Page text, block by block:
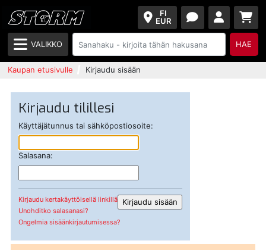
FI
EUR
VALIKKO HAE
Kaupan etusivulle Kirjaudu sisään
Kirjaudu tilillesi
Käyttäjätunnus tai sähköpostiosoite:
Salasana:
Kirjaudu kertakäyttöisellä linkillä
Unohditko salasanasi?
Ongelmia sisäänkirjautumisessa?